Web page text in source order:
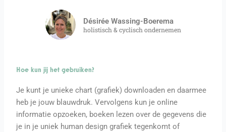
Désirée Wassing-Boerema
holistisch & cyclisch ondernemen
Hoe kun jij het gebruiken?
Je kunt je unieke chart (grafiek) downloaden en daarmee
heb je jouw blauwdruk. Vervolgens kun je online
informatie opzoeken, boeken lezen over de gegevens die
je in je uniek human design grafiek tegenkomt of